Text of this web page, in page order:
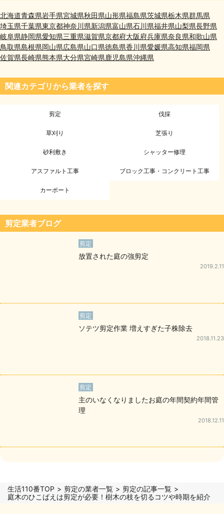
北海道青森県岩手県宮城県秋田県山形県福島県茨城県栃木県群馬県
埼玉県千葉県東京都神奈川県新潟県富山県石川県福井県山梨県長野県
岐阜県静岡県愛知県三重県滋賀県京都府大阪府兵庫県奈良県和歌山県
鳥取県島根県岡山県広島県山口県徳島県香川県愛媛県高知県福岡県
佐賀県長崎県熊本県大分県宮崎県鹿児島県沖縄県
関連カテゴリから業者を探す
剪定 伐採
草刈り 芝張り
砂利敷き シャッター修理
アスファルト工事 ブロック工事・コンクリート工事
カーポート
剪定業者ブログ
剪定
放置された庭の強剪定
2019.2.11
剪定
ソテツ剪定作業 増えすぎた子株除去
2018.11.23
剪定
主のいなくなりましたお庭の年間契約年間管
理
2018.12.11
生活110番TOP 剪定の業者一覧
剪定の記事一覧
庭木のひこばえは剪定が必要！樹木の枝を切るコツや時期を紹介